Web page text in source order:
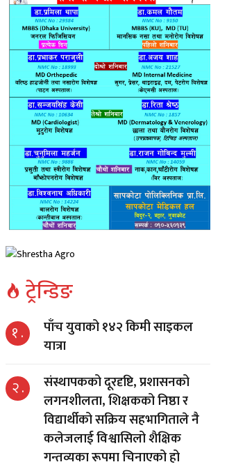
ट्रेन्डिङ
१ .
पाँच युवाको १४२ किमी साइकल
यात्रा
२ .
संस्थापकको दूरदृष्टि, प्रशासनको
लगनशीलता, शिक्षकको निष्ठा र
विद्यार्थीको सक्रिय सहभागिताले नै
कलेजलाई विश्वासिलो शैक्षिक
गन्तव्यका रूपमा चिनाएको हो